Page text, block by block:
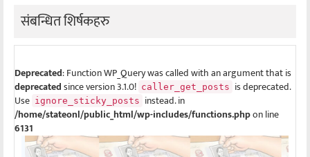
संबन्धित शिर्षकहरु
Deprecated: Function WP_Query was called with an argument that is
deprecatedsince version 3.1.0! caller_get_posts is deprecated.
Use ignore_sticky_posts instead. in
/home/stateonl/public_html/wp-includes/functions.phpon line
6131